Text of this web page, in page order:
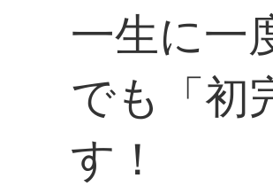
一生に一
でも「初
す！